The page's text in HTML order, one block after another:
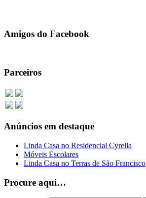
Amigos do Facebook
Parceiros
Anúncios em destaque
Linda Casa no Residencial Cyrella
Móveis Escolares
Linda Casa no Terras de São Francisco
Procure aqui…